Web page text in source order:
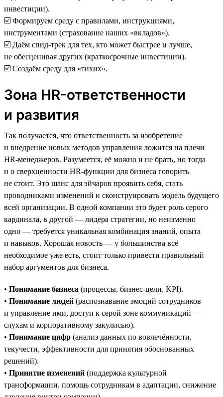
инвестиции).
☑️ Формируем среду с правилами, инструкциями,
инструментами (страхование наших «вкладов»).
☑️ Даём спид-трек для тех, кто может быстрее и лучше,
не обесценивая других (краткосрочные инвестиции).
☑️ Создаём среду для «тихих».
Зона HR-ответственности
и развития
Так получается, что ответственность за изобретение
и внедрение новых методов управления ложится на плечи
HR-менеджеров. Разумеется, её можно и не брать, но тогда
и о сверхценности HR-функции для бизнеса говорить
не стоит. Это шанс для эйчаров проявить себя, стать
проводниками изменений и сконструировать модель будущего
всей организации. В одной компании это будет роль серого
кардинала, в другой — лидера стратегии, но неизменно
одно — требуется уникальная комбинация знаний, опыта
и навыков. Хорошая новость — у большинства всё
необходимое уже есть, стоит только привести правильный
набор аргументов для бизнеса.
• Понимание бизнеса (процессы, бизнес-цели, KPI).
• Понимание людей (распознавание эмоций сотрудников
и управление ими, доступ к серой зоне коммуникаций —
слухам и корпоративному закулисью).
• Понимание цифр (анализ данных по вовлечённости,
текучести, эффективности для принятия обоснованных
решений).
• Принятие изменений (поддержка культурной
трансформации, помощь сотрудникам в адаптации, снижение